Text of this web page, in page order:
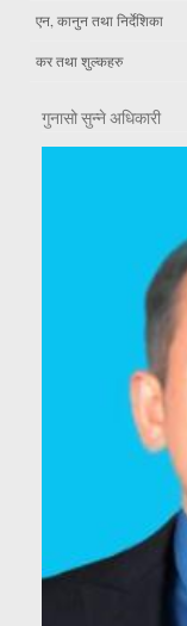
एन, कानुन तथा निर्देशिका
कर तथा शुल्कहरु
गुनासो सुन्ने अधिकारी